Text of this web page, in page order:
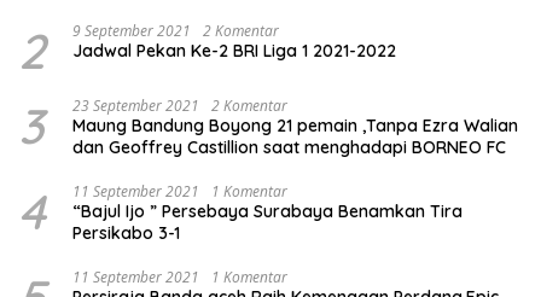
2 9 September 2021 2 Komentar
Jadwal Pekan Ke-2 BRI Liga 1 2021-2022
3 23 September 2021 2 Komentar
Maung Bandung Boyong 21 pemain ,Tanpa Ezra Walian
dan Geoffrey Castillion saat menghadapi BORNEO FC
4 11 September 2021 1 Komentar
“Bajul Ijo ” Persebaya Surabaya Benamkan Tira
Persikabo 3-1
11 September 2021 1 Komentar